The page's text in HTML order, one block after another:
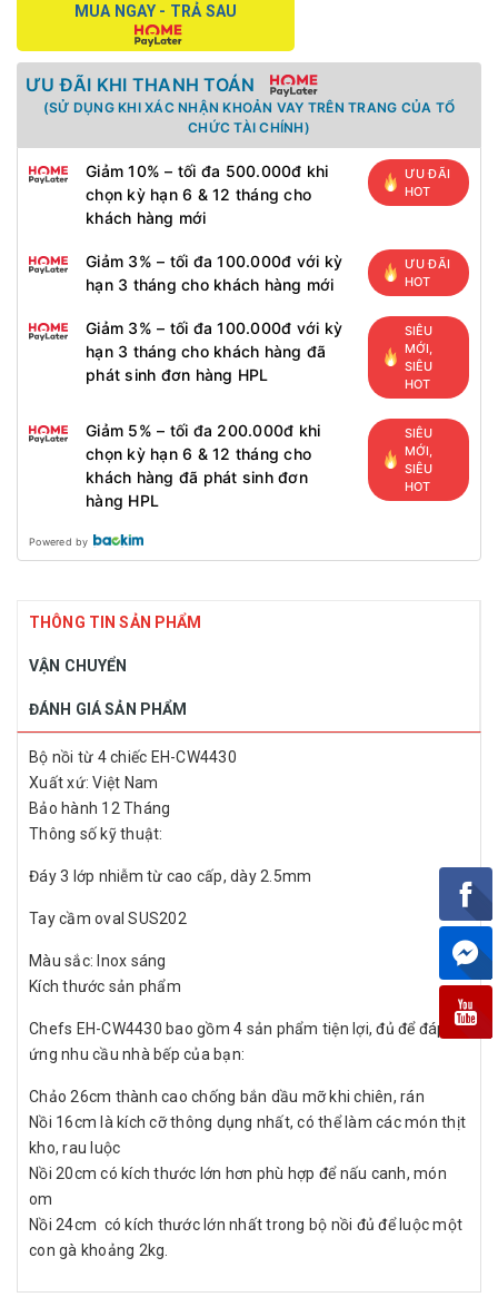
MUA NGAY - TRẢ SAU
ƯU ĐÃI KHI THANH TOÁN
(SỬ DỤNG KHI XÁC NHẬN KHOẢN VAY TRÊN TRANG CỦA TỔ
CHỨC TÀI CHÍNH)
Giảm 10% – tối đa 500.000đ khi
chọn kỳ hạn 6 & 12 tháng cho
khách hàng mới
ƯU ĐÃI
HOT
Giảm 3% – tối đa 100.000đ với kỳ
hạn 3 tháng cho khách hàng mới
ƯU ĐÃI
HOT
Giảm 3% – tối đa 100.000đ với kỳ
hạn 3 tháng cho khách hàng đã
phát sinh đơn hàng HPL
SIÊU
MỚI,
SIÊU
HOT
Giảm 5% – tối đa 200.000đ khi
chọn kỳ hạn 6 & 12 tháng cho
khách hàng đã phát sinh đơn
hàng HPL
SIÊU
MỚI,
SIÊU
HOT
Powered by
THÔNG TIN SẢN PHẨM
VẬN CHUYỂN
ĐÁNH GIÁ SẢN PHẨM
Bộ nồi từ 4 chiếc EH-CW4430
Xuất xứ: Việt Nam
Bảo hành 12 Tháng
Thông số kỹ thuật:
Đáy 3 lớp nhiễm từ cao cấp, dày 2.5mm
Tay cầm oval SUS202
Màu sắc: Inox sáng
Kích thước sản phẩm
Chefs EH-CW4430 bao gồm 4 sản phẩm tiện lợi, đủ để đáp
ứng nhu cầu nhà bếp của bạn:
Chảo 26cm thành cao chống bắn dầu mỡ khi chiên, rán
Nồi 16cm là kích cỡ thông dụng nhất, có thể làm các món thịt
kho, rau luộc
Nồi 20cm có kích thước lớn hơn phù hợp để nấu canh, món
om
Nồi 24cm có kích thước lớn nhất trong bộ nồi đủ để luộc một
con gà khoảng 2kg.